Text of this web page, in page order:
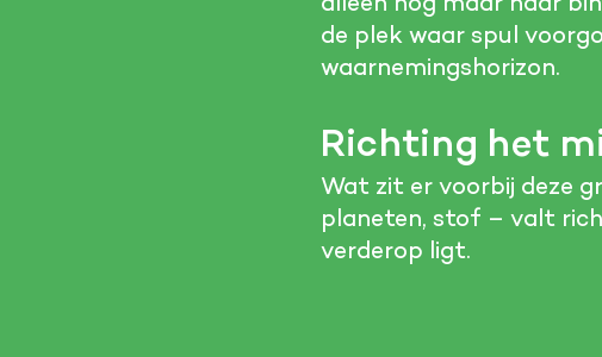
de plek waar spul
waarnemingshorizon.
Richting het
Wat zit er voorbij deze
planeten, stof – valt
verderop ligt.